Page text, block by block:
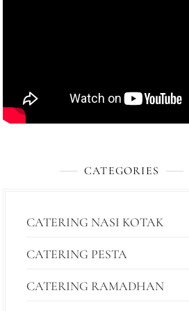
CATEGORIES
CATERING NASI KOTAK
CATERING PESTA
CATERING RAMADHAN